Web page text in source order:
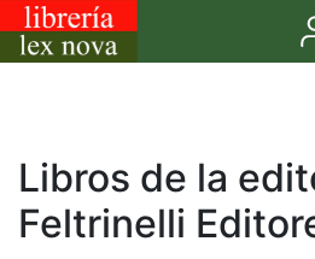
Libros de la
Feltrinelli